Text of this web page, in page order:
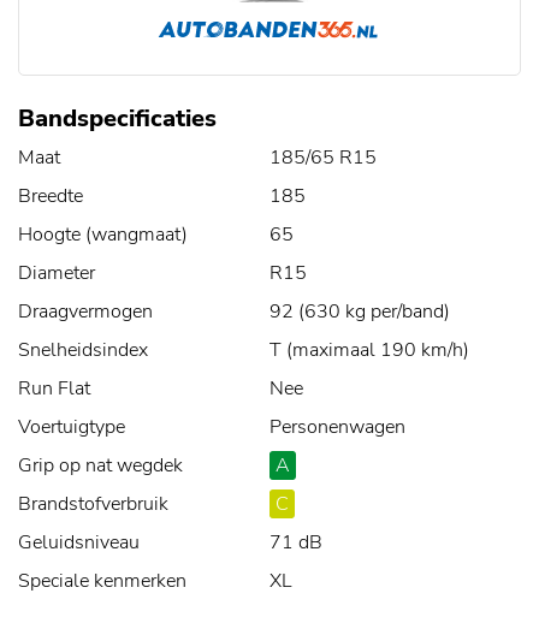
Bandspecificaties
Maat
185/65 R15
Breedte
185
Hoogte (wangmaat)
65
Diameter
R15
Draagvermogen
92 (630 kg per/band)
Snelheidsindex
T (maximaal 190 km/h)
Run Flat
Nee
Voertuigtype
Personenwagen
Grip op nat wegdek
A
Brandstofverbruik
C
Geluidsniveau
71 dB
Speciale kenmerken
XL